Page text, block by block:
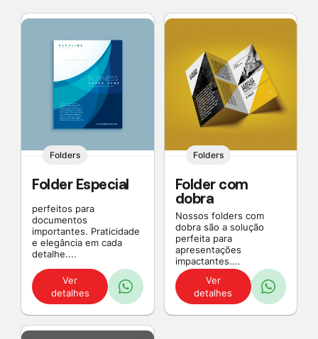
Folders
Folder Especial
perfeitos para
documentos
importantes. Praticidade
e elegância em cada
detalhe....
Ver
detalhes
Folders
Folder com
dobra
Nossos folders com
dobra são a solução
perfeita para
apresentações
impactantes....
Ver
detalhes